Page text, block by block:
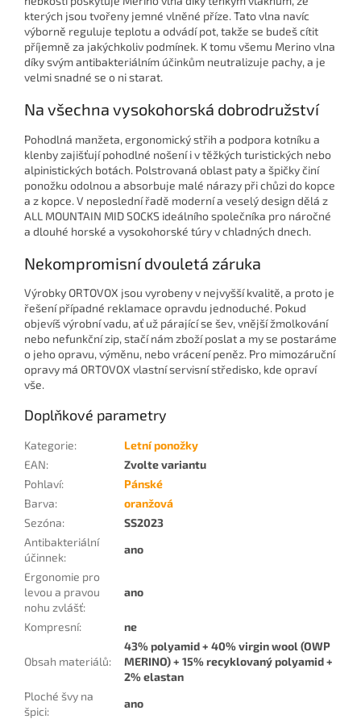
kterých jsou tvořeny jemné vlněné příze. Tato vlna navíc
výborně reguluje teplotu a odvádí pot, takže se budeš cítit
příjemně za jakýchkoliv podmínek. K tomu všemu Merino vlna
díky svým antibakteriálním účinkům neutralizuje pachy, a je
velmi snadné se o ni starat.
Na všechna vysokohorská dobrodružství
Pohodlná manžeta, ergonomický střih a podpora kotníku a
klenby zajišťují pohodlné nošení i v těžkých turistických nebo
alpinistických botách. Polstrovaná oblast paty a špičky činí
ponožku odolnou a absorbuje malé nárazy při chůzi do kopce
a z kopce. V neposlední řadě moderní a veselý design dělá z
ALL MOUNTAIN MID SOCKS ideálního společníka pro náročné
a dlouhé horské a vysokohorské túry v chladných dnech.
Nekompromisní dvouletá záruka
Výrobky ORTOVOX jsou vyrobeny v nejvyšší kvalitě, a proto je
řešení případné reklamace opravdu jednoduché. Pokud
objevíš výrobní vadu, ať už párající se šev, vnější žmolkování
nebo nefunkční zip, stačí nám zboží poslat a my se postaráme
o jeho opravu, výměnu, nebo vrácení peněz. Pro mimozáruční
opravy má ORTOVOX vlastní servisní středisko, kde opraví
vše.
Doplňkové parametry
Kategorie:
Letní ponožky
EAN:
Zvolte variantu
Pohlaví:
Pánské
Barva:
oranžová
Sezóna:
SS2023
Antibakteriální
účinnek:
ano
Ergonomie pro
levou a pravou
nohu zvlášť:
ano
Kompresní: ne
Obsah materiálů:
43% polyamid + 40% virgin wool (OWP
MERINO) + 15% recyklovaný polyamid +
2% elastan
Ploché švy na
špici:
ano